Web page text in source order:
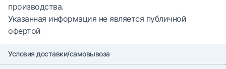
производства.
Указанная информация не является публичной
офертой
Условия доставки/самовывоза